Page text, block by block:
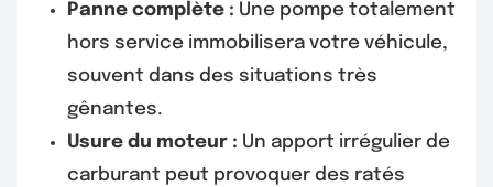
Panne complète : Une pompe totalement
hors service immobilisera votre véhicule,
souvent dans des situations très
gênantes.
Usure du moteur : Un apport irrégulier de
carburant peut provoquer des ratés